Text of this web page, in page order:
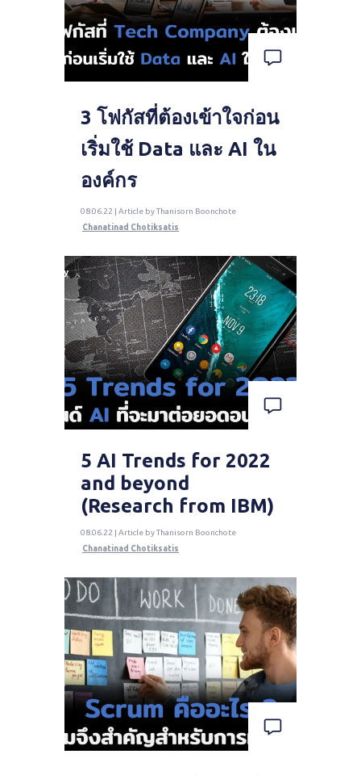
3 โฟกัสที่ต้องเข้าใจก่อน
เริ่มใช้ Data และ AI ใน
องค์กร
08.06.22 | Article by Thanisorn Boonchote
Chanatinad Chotiksatis
5 AI Trends for 2022
and beyond
(Research from IBM)
08.06.22 | Article by Thanisorn Boonchote
Chanatinad Chotiksatis